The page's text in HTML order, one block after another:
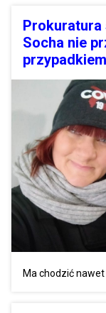
Prokuratura
Socha nie
Ma chodzić nawet